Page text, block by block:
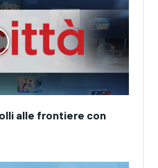
alle frontiere con